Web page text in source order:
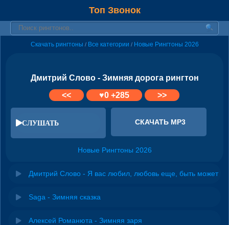
Топ Звонок
Скачать рингтоны / Все категории / Новые Рингтоны 2026
Дмитрий Слово - Зимняя дорога рингтон
<<
♥0+285 >>
СЛУШАТЬ СКАЧАТЬ MP3
Новые Рингтоны 2026
Дмитрий Слово - Я вас любил, любовь еще, быть может
Saga - Зимняя сказка
Алексей Романюта - Зимняя заря